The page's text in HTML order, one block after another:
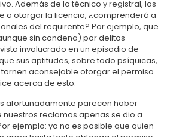
Además de lo técnico y registral, las
a otorgar la licencia, ¿comprenderá a
del requirente? Por ejemplo, que
sin condena) por delitos
involucrado en un episodio de
sus aptitudes, sobre todo psíquicas,
aconsejable otorgar el permiso.
acerca de esto.
afortunadamente parecen haber
reclamos apenas se dio a
ejemplo: ya no es posible que quien